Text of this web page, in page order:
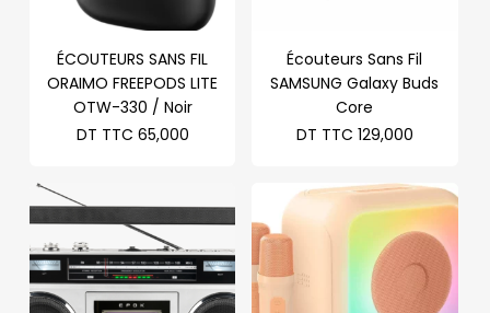
ÉCOUTEURS SANS FIL
ORAIMO FREEPODS LITE
OTW-330 / Noir
DT TTC 65,000
Écouteurs Sans Fil
SAMSUNG Galaxy Buds
Core
DT TTC 129,000